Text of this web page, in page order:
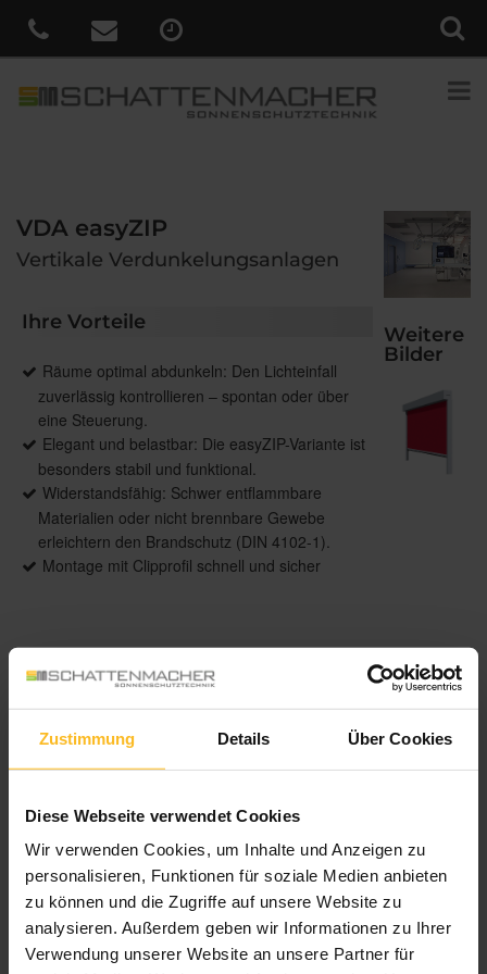
Zustimmung Details Über Cookies
Diese Webseite verwendet Cookies
Wir verwenden Cookies, um Inhalte und Anzeigen zu
personalisieren, Funktionen für soziale Medien anbieten
zu können und die Zugriffe auf unsere Website zu
analysieren. Außerdem geben wir Informationen zu Ihrer
Verwendung unserer Website an unsere Partner für
VDA easyZIP
Vertikale Verdunkelungsanlagen
Ihre Vorteile
Räume optimal abdunkeln: Den Lichteinfall
zuverlässig kontrollieren – spontan oder über
eine Steuerung.
Elegant und belastbar: Die easyZIP-Variante ist
besonders stabil und funktional.
Widerstandsfähig: Schwer entflammbare
Materialien oder nicht brennbare Gewebe
erleichtern den Brandschutz (DIN 4102-1).
Montage mit Clipprofil schnell und sicher
Produktdetails
max. Höhe: 5.500 mm
max. Fläche: 18 m²
Führung: Seitliche Führung durch ZIP
(Reißverschluss) mit flexiblen Inlay
Anwendungsbereiche: senkrechte Glasflächen,
ideal bei Pfosten-Riegel-Fassade
Stoffqualität: Soltis B92
Weitere
Bilder